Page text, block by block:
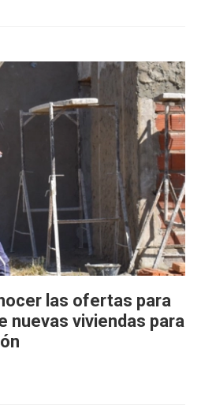
las ofertas para
nuevas viviendas para